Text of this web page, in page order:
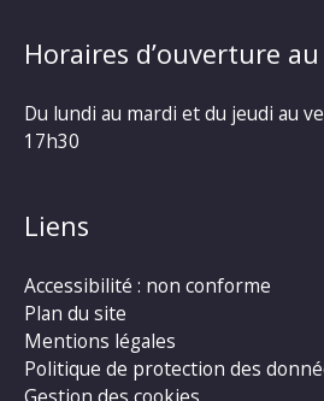
Horaires d’ouverture
Du lundi au mardi et du jeudi au
17h30
Liens
Accessibilité : non conforme
Plan du site
Mentions légales
Politique de protection des